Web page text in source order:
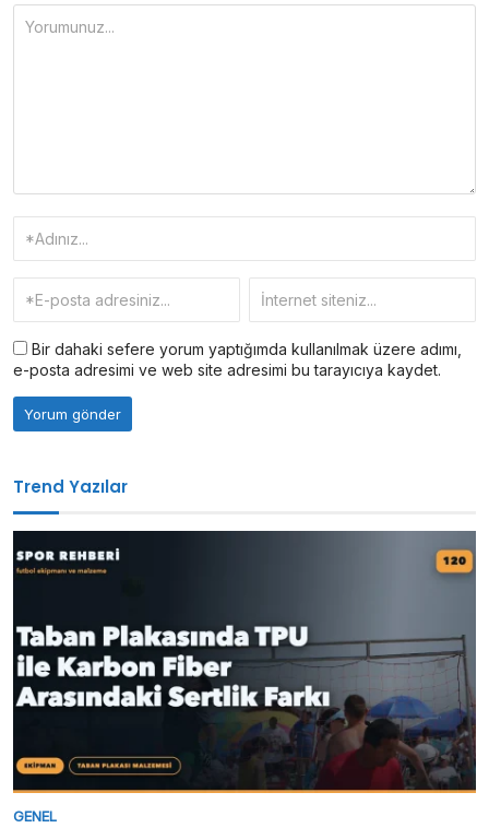
Bir dahaki sefere yorum yaptığımda kullanılmak üzere adımı,
e-posta adresimi ve web site adresimi bu tarayıcıya kaydet.
Trend Yazılar
GENEL